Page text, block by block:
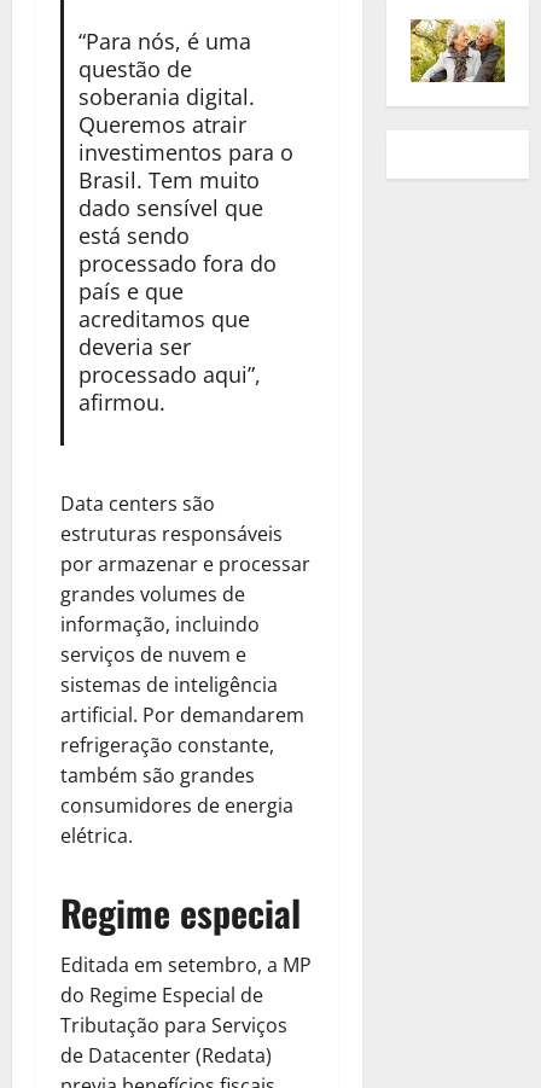
“Para nós, é uma
questão de
soberania digital.
Queremos atrair
investimentos para o
Brasil. Tem muito
dado sensível que
está sendo
processado fora do
país e que
acreditamos que
deveria ser
processado aqui”,
afirmou.
Data centers são
estruturas responsáveis
por armazenar e processar
grandes volumes de
informação, incluindo
serviços de nuvem e
sistemas de inteligência
artificial. Por demandarem
refrigeração constante,
também são grandes
consumidores de energia
elétrica.
Regime especial
Editada em setembro, a MP
do Regime Especial de
Tributação para Serviços
de Datacenter (Redata)